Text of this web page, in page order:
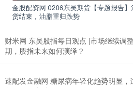
金股配资网 0206东吴期货【专题报告
货结束，油脂重归跌势
财米网 东吴股指每日观点 |市场继续调
期，股指未来如何演绎？
速配发金融网 糖尿病年轻化趋势明显